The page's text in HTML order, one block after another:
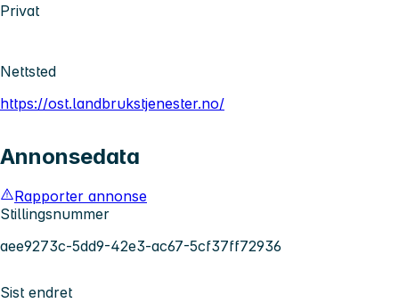
Privat
Nettsted
https://ost.landbrukstjenester.no/
Annonsedata
Rapporter annonse
Stillingsnummer
aee9273c-5dd9-42e3-ac67-5cf37ff72936
Sist endret